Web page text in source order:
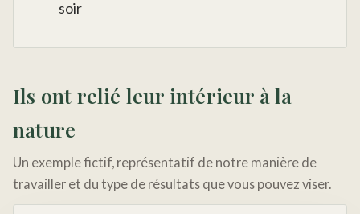
soir
Ils ont relié leur intérieur à la
nature
Un exemple fictif, représentatif de notre manière de
travailler et du type de résultats que vous pouvez viser.